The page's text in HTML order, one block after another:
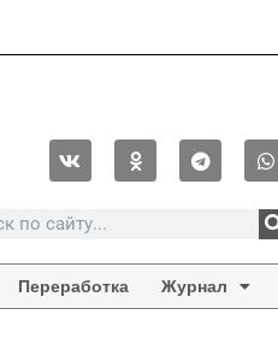
Переработка Журнал